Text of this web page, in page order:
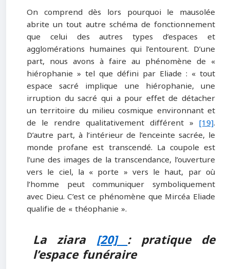
On comprend dès lors pourquoi le mausolée
abrite un tout autre schéma de fonctionnement
que celui des autres types d’espaces et
agglomérations humaines qui l’entourent. D’une
part, nous avons à faire au phénomène de «
hiérophanie » tel que défini par Eliade : « tout
espace sacré implique une hiérophanie, une
irruption du sacré qui a pour effet de détacher
un territoire du milieu cosmique environnant et
de le rendre qualitativement différent » [19].
D’autre part, à l’intérieur de l’enceinte sacrée, le
monde profane est transcendé. La coupole est
l’une des images de la transcendance, l’ouverture
vers le ciel, la « porte » vers le haut, par où
l’homme peut communiquer symboliquement
avec Dieu. C’est ce phénomène que Mircéa Eliade
qualifie de « théophanie ».
La ziara [20] : pratique de
l’espace funéraire